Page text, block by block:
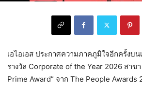
เอไอเอส ประกาศความภาคภูมิใจอีกครั้งบน
รางวัล Corporate of the Year 2026 สาข
Prime Award” จาก The People Awards